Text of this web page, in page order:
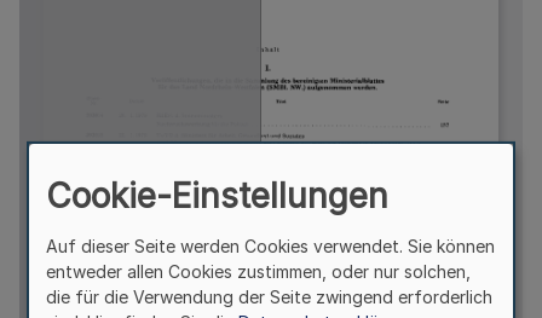
Cookie-Einstellungen
Auf dieser Seite werden Cookies verwendet. Sie können
entweder allen Cookies zustimmen, oder nur solchen,
die für die Verwendung der Seite zwingend erforderlich